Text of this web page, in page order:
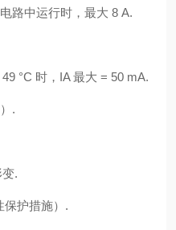
路中运行时，最大 8 A.
°C 时，IA 最大 = 50 mA.
.
.
保护措施）.